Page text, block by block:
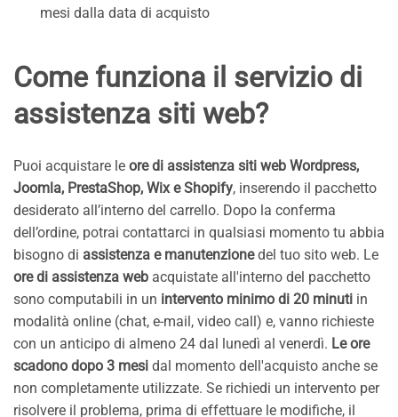
mesi dalla data di acquisto
Come funziona il servizio di
assistenza siti web?
Puoi acquistare le ore di assistenza siti web Wordpress,
Joomla, PrestaShop, Wix e Shopify, inserendo il pacchetto
desiderato all’interno del carrello. Dopo la conferma
dell’ordine, potrai contattarci in qualsiasi momento tu abbia
bisogno di assistenza e manutenzionedel tuo sito web. Le
ore di assistenza web acquistate all'interno del pacchetto
sono computabili in un intervento minimo di 20 minuti in
modalità online (chat, e-mail, video call) e, vanno richieste
con un anticipo di almeno 24 dal lunedì al venerdì. Le ore
scadono dopo 3 mesi dal momento dell'acquisto anche se
non completamente utilizzate. Se richiedi un intervento per
risolvere il problema, prima di effettuare le modifiche, il